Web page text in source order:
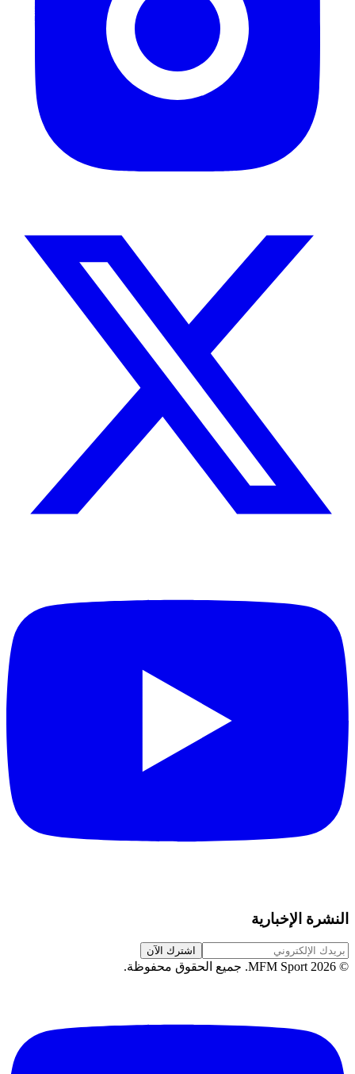
النشرة الإخبارية
اشترك الآن
©
2026 جميع الحقوق محفوظة.